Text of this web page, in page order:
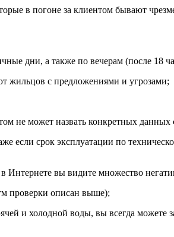
в погоне за клиентом бывают
дни, а также по вечерам (после 18
жильцов с предложениями и угрозами;
не может назвать конкретных данных
если срок эксплуатации по
Интернете вы видите множество
проверки описан выше);
и холодной воды, вы всегда можете